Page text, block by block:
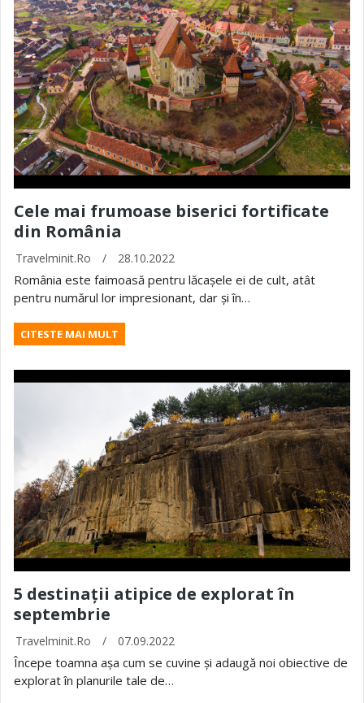
Cele mai frumoase biserici fortificate
din România
Travelminit.ro / 28.10.2022
România este faimoasă pentru lăcașele ei de cult, atât
pentru numărul lor impresionant, dar și în…
CITESTE MAI MULT
5 destinații atipice de explorat în
septembrie
Travelminit.ro / 07.09.2022
Începe toamna așa cum se cuvine și adaugă noi obiective de
explorat în planurile tale de…